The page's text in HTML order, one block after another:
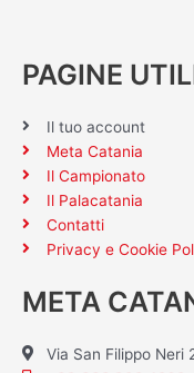
PAGINE
Il tuo account
Meta Catania
Il Campionato
Il Palacatania
Contatti
Privacy e Cookie
META
Via San Filippo Neri